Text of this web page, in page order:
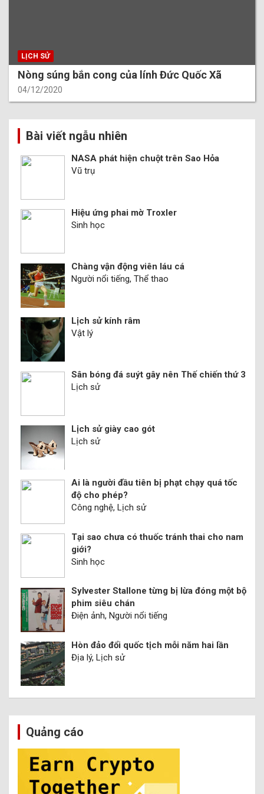
LỊCH SỬ
Nòng súng bắn cong của lính Đức Quốc Xã
04/12/2020
Bài viết ngẫu nhiên
NASA phát hiện chuột trên Sao Hỏa
Vũ trụ
Hiệu ứng phai mờ Troxler
Sinh học
Chàng vận động viên láu cá
Người nổi tiếng, Thể thao
Lịch sử kính râm
Vật lý
Sân bóng đá suýt gây nên Thế chiến thứ 3
Lịch sử
Lịch sử giày cao gót
Lịch sử
Ai là người đầu tiên bị phạt chạy quá tốc
độ cho phép?
Công nghệ, Lịch sử
Tại sao chưa có thuốc tránh thai cho nam
giới?
Sinh học
Sylvester Stallone từng bị lừa đóng một bộ
phim siêu chán
Điện ảnh, Người nổi tiếng
Hòn đảo đổi quốc tịch mỗi năm hai lần
Địa lý, Lịch sử
Quảng cáo